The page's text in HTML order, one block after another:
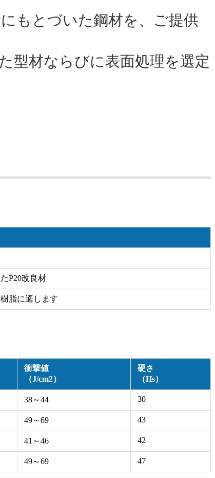
もとづいた鋼材を、ご提供
型材ならびに表面処理を選定
P20改良材
脂に適します
衝撃値
（J/cm2）
硬さ
（Hs）
38～44 30
49～69 43
41～46 42
49～69 47